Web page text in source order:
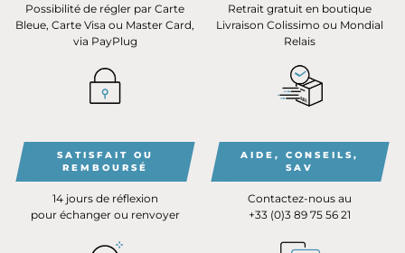
Possibilité de régler par Carte
Bleue, Carte Visa ou Master Card,
via PayPlug
Retrait gratuit en boutique
Livraison Colissimo ou Mondial
Relais
SATISFAIT OU
REMBOURSÉ
14 jours de réflexion
pour échanger ou renvoyer
AIDE, CONSEILS,
SAV
Contactez-nous au
+33 (0)3 89 75 56 21